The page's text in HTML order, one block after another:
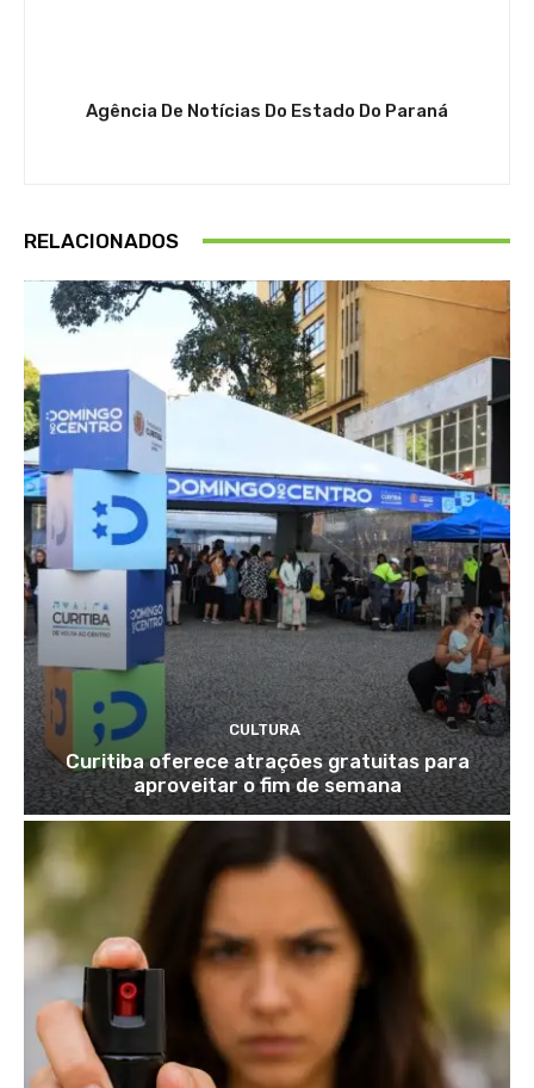
Agência De Notícias Do Estado Do Paraná
RELACIONADOS
CULTURA
Curitiba oferece atrações gratuitas para
aproveitar o fim de semana